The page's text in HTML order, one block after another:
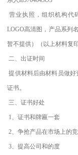
营业执照，组织机构代
LOGO高清图，产品系列
暂不提供）（以上材料复
二、出证时间
提供材料后由材料员做好
证书。
三、证书好处
1、证书和牌匾一套
2、争抢产品在市场上的
3、提高公司和的度